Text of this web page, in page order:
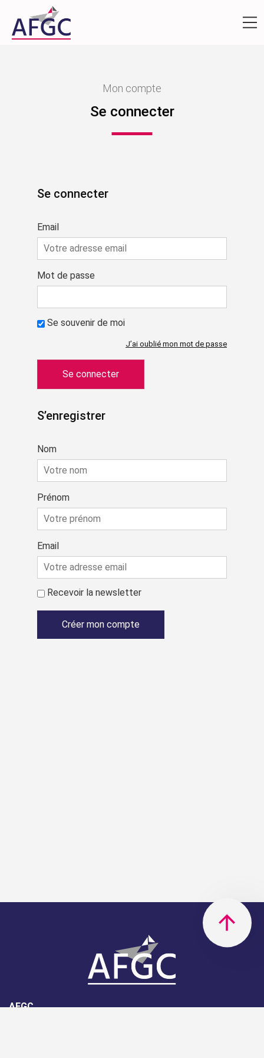
Mon compte
Se connecter
Se connecter
Email
Mot de passe
Se souvenir de moi
J’ai oublié mon mot de passe
S’enregistrer
Nom
Prénom
Email
Recevoir la newsletter
AFGC